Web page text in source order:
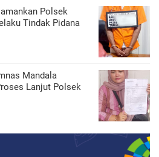
Polsek
Tindak Pidana
Mandala
Lanjut Polsek